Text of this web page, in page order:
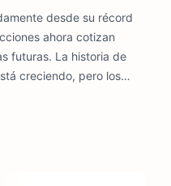
desde su récord
ahora cotizan
futuras. La historia de
creciendo, pero los
los permisos de